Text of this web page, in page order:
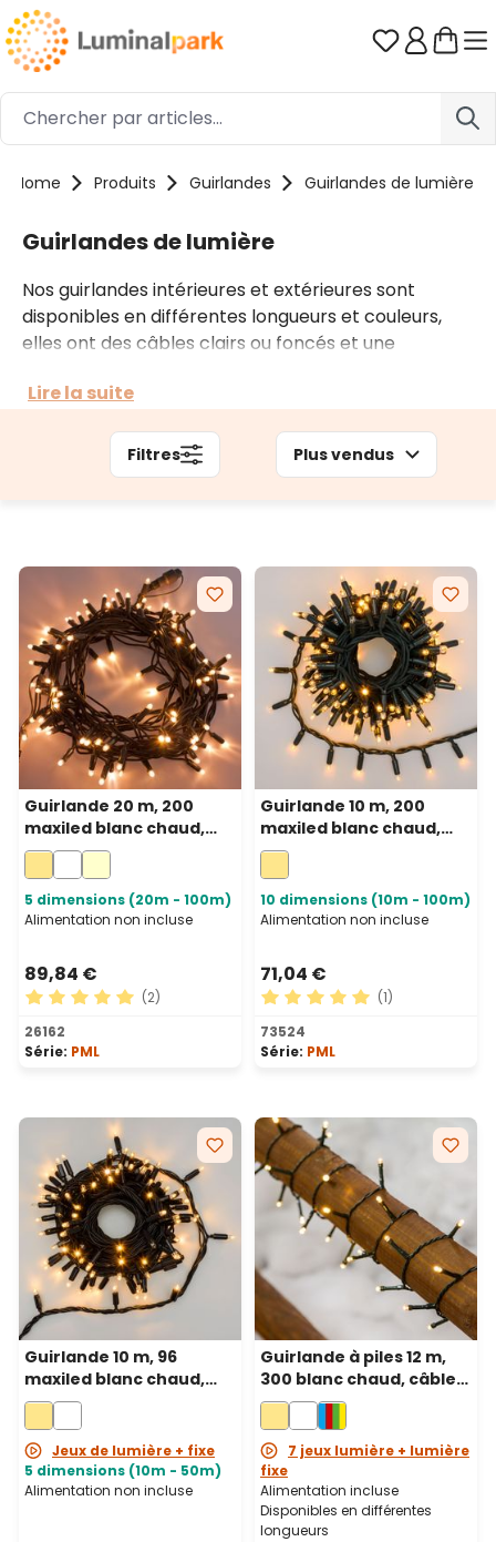
Passer au contenu principal Vous avez
Home Produits Guirlandes Guirlandes de lumière
Guirlandes de lumière
Nos guirlandes intérieures et extérieures sont
disponibles en différentes longueurs et couleurs,
elles ont des câbles clairs ou foncés et une
de lumière et de multiples accessoires. Selon le
prolongeables comme pour des guirlandes
professionnelles.
Lire la suite
Filtres Plus vendus
Guirlande 20 m, 200
maxiled blanc chaud,
câble vert,
prolongeable, IP67
5 dimensions (20m - 100m)
Alimentation non incluse
89,84 €
Note moyenne de 5 sur 5 étoiles
(2)
26162
Série: PML
Guirlande 10 m, 200
maxiled blanc chaud,
câble vert,
prolongeable, IP67
10 dimensions (10m - 100m)
Alimentation non incluse
71,04 €
Note moyenne de 5 sur 5
(1)
73524
Série: PML
Guirlande 10 m, 96
maxiled blanc chaud,
câble noir, prolongeable
Jeux de lumière + fixe
5 dimensions (10m - 50m)
Alimentation non incluse
Guirlande à piles 12 m,
300 blanc chaud, câble
vert
7 jeux lumière + lumière
fixe
Alimentation incluse
Disponibles en différentes
longueurs